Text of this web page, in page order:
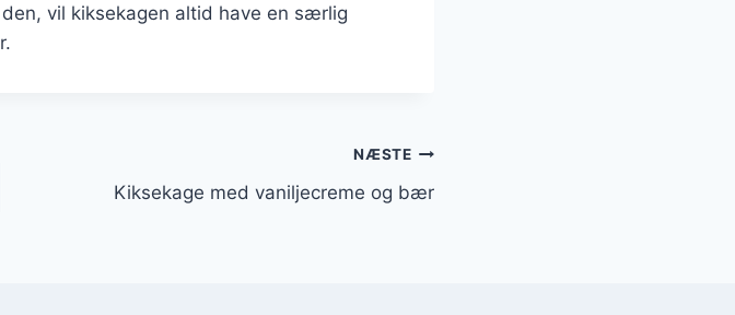
vil kiksekagen altid have en særlig
NÆSTE
Kiksekage med vaniljecreme og bær